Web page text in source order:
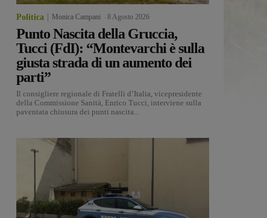
Politica Monica Campani 8 Agosto 2026
Punto Nascita della Gruccia,
Tucci (FdI): “Montevarchi è sulla
giusta strada di un aumento dei
parti”
Il consigliere regionale di Fratelli d’Italia, vicepresidente
della Commissione Sanità, Enrico Tucci, interviene sulla
paventata chiusura dei punti nascita...